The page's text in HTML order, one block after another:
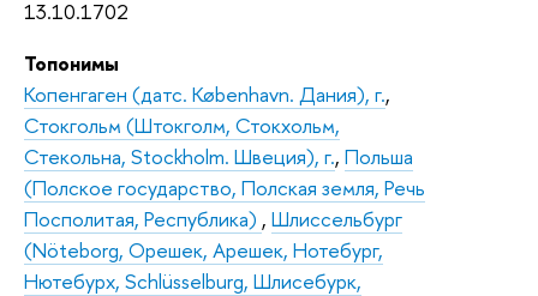
13.10.1702
Топонимы
Копенгаген (датс. København. Дания), г.,
Стокгольм (Штокголм, Стокхольм,
Стекольна, Stockholm. Швеция), г., Польша
(Полское государство, Полская земля, Речь
Посполитая, Республика) , Шлиссельбург
(Nöteborg, Орешек, Арешек, Нотебург,
Нютебурх, Schlüsselburg, Шлисебурк,